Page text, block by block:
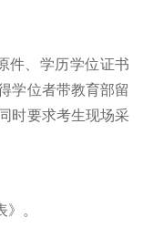
件、学历学位证书
学位者带教育部留
时要求考生现场采
。